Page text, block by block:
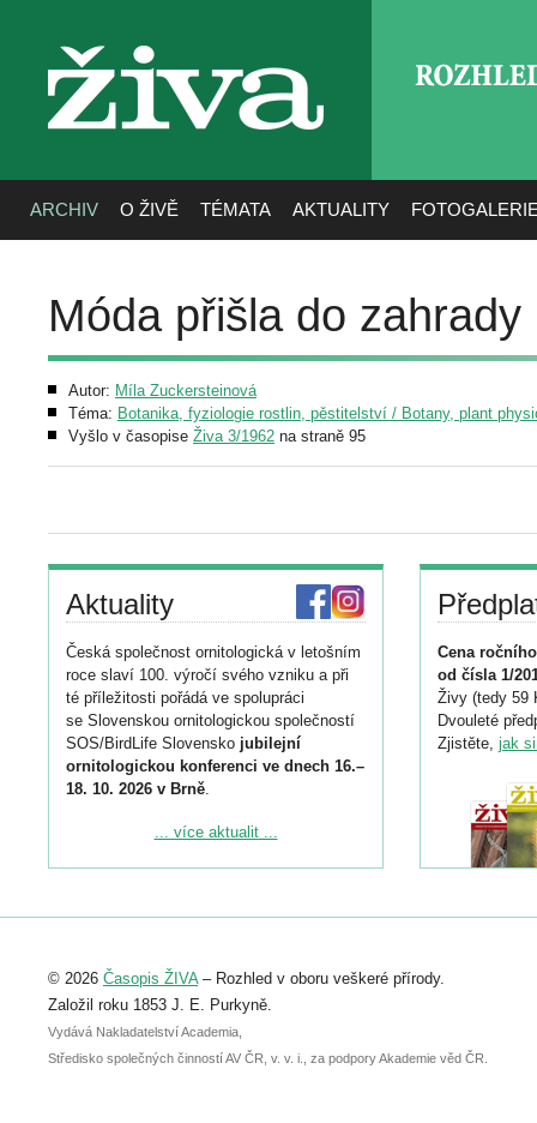
živa
ARCHIV O ŽIVĚ TÉMATA AKTUALITY
Móda přišla do zahrady
Autor: Míla Zuckersteinová
Téma: Botanika, fyziologie rostlin, pěstitelství / Botany, plant
Vyšlo v časopise Živa 3/1962 na straně 95
Aktuality
Česká společnost ornitologická v letošním
roce slaví 100. výročí svého vzniku a při
té příležitosti pořádá ve spolupráci
se Slovenskou ornitologickou společností
SOS/BirdLife Slovensko jubilejní
ornitologickou konferenci ve dnech 16.–
18. 10. 2026 v Brně.
Podrobnější informace ke konferenci
Registrovat se můžete do 6. září.
abstraktu přihlášené přednášky nebo
posteru je už 30. června.
... více aktualit ...
Cena
od čísla 1/
Živy (tedy 59
Dvouleté
Zjistěte, jak
© 2026 Časopis ŽIVA– Rozhled v oboru veškeré přírody.
Založil roku 1853 J. E. Purkyně.
Vydává Nakladatelství Academia,
Středisko společných činností AV ČR, v. v. i., za podpory Akademie věd ČR.